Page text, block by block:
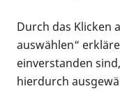
Durch das Klicken
auswählen“
einverstanden sind,
hierdurch